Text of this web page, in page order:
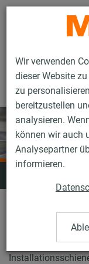
Wir verwenden
dieser Website
zu
bereitzustellen
analysieren.
können wir auch
Analysepartner
informieren.
Eine große
modulare
ein Maximum an